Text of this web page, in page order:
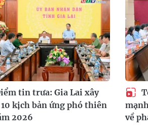
tin trưa: Gia Lai xây
kịch bản ứng phó thiên
2026
về